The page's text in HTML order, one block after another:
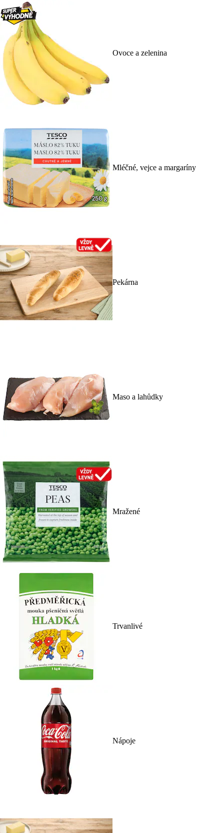
Ovoce a zelenina
Mléčné, vejce a margaríny
Pekárna
Maso a lahůdky
Mražené
Trvanlivé
Nápoje